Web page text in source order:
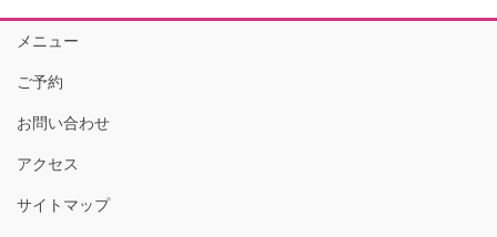
メニュー
ご予約
お問い合わせ
アクセス
サイトマップ